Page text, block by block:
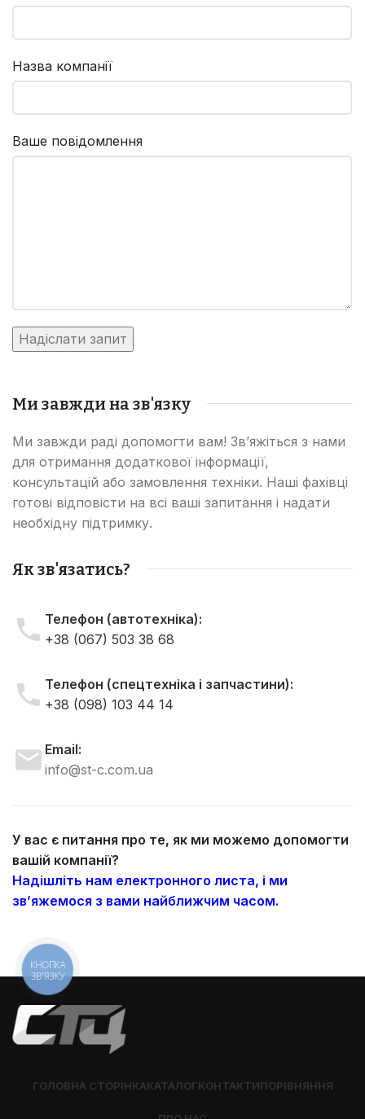
Назва компанії
Ваше повідомлення
Ми завжди на зв'язку
Ми завжди раді допомогти вам! Зв’яжіться з нами
для отримання додаткової інформації,
консультацій або замовлення техніки. Наші фахівці
готові відповісти на всі ваші запитання і надати
необхідну підтримку.
Як зв'язатись?
Телефон (автотехніка):
+38 (067) 503 38 68
Телефон (спецтехніка і запчастини):
+38 (098) 103 44 14
Email:
info@st-c.com.ua
У вас є питання про те, як ми можемо допомогти
вашій компанії?
Надішліть нам електронного листа, і ми
зв’яжемося з вами найближчим часом.
ГОЛОВНА СТОРІНКАКАТАЛОГКОНТАКТИПОРІВНЯННЯ
КНОПКА
ЗВ'ЯЗКУ